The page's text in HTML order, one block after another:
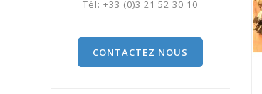
Tél:+33 (0)3 21 52 30 10
CONTACTEZ NOUS